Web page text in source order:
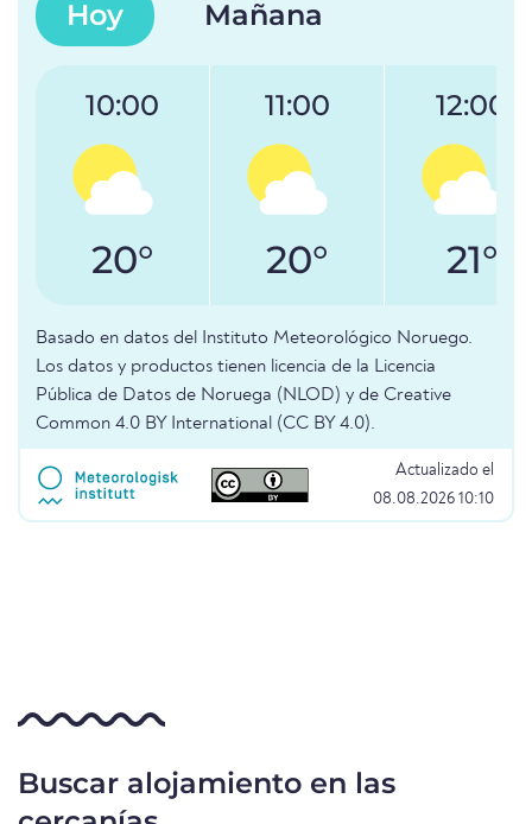
Hoy Mañana
10:00
20°
11:00
20°
12:00
21°
Basado en datos del Instituto Meteorológico Noruego.
Los datos y productos tienen licencia de la Licencia
Pública de Datos de Noruega (NLOD) y de Creative
Common 4.0 BY International (CC BY 4.0).
Actualizado el
08.08.2026 10:10
Buscar alojamiento en las